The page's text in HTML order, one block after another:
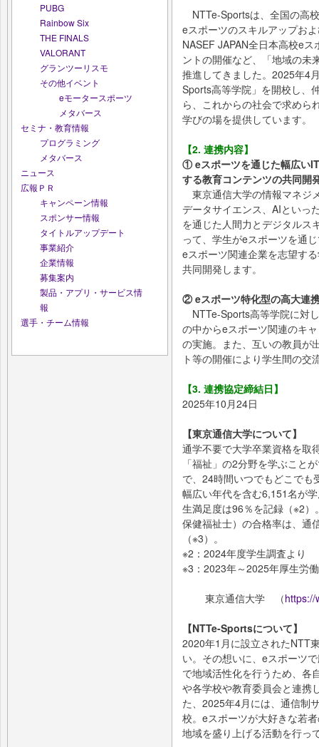
PUBG
Rainbow Six
THE FINALS
VALORANT
グランツーリスモ
その他イベント
eモータースポーツ
メタバース
セミナ・教育情報
プログラミング
メタバース
ニュース
広報ＰＲ
キャンペーン情報
スポンサー情報
タイトルアップデート
事業紹介
企業情報
募集案内
製品・アプリ・サービス情
報
選手・チーム情報
NTTe-Sportsは、全国の高
eスポーツのスキルアップお
NASEF JAPAN全日本高校e
ントの開催など、「地域の未
推進してきました。2025年4
Sports高等学院」を開校し、
ら、これからの社会で求めら
学びの場を提供しています。
【2. 連携内容】
① eスポーツを通じた幅広い
する教育コンテンツの共同開
東京通信大学の情報マネジ
データサイエンス、AIといっ
を通じた人間力とデジタルス
って、学生がeスポーツを通
eスポーツ関連企業を志望す
共同開発します。
② eスポーツ特化型の高大連
NTTe-Sports高等学院に対
の中からeスポーツ関連のキ
の実施。また、互いの教員が
ト等の開催により学生間の交
【3. 連携協定締結日】
2025年10月24日
【東京通信大学について】
通学不要で大学卒業資格を取
「福祉」の2分野を学ぶこと
で、24時間いつでもどこで
幅広い年代を含む6,151名が
生満足度は96％を記録（※2
保健福祉士）の合格率は、通
（※3）。
※2：2024年度学生調査より
※3：2023年～2025年厚生労
東京通信大学 （https://
【NTTe-Sportsについて】
2020年1月に設立されたNTT
い。その想いに、eスポーツ
で地域活性化を行うため、各
や各学校や教育委員会と連携
た、2025年4月には、通信制
校。eスポーツが大好きな若
地域を盛り上げる活動を行っ